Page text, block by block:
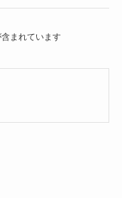
まれています